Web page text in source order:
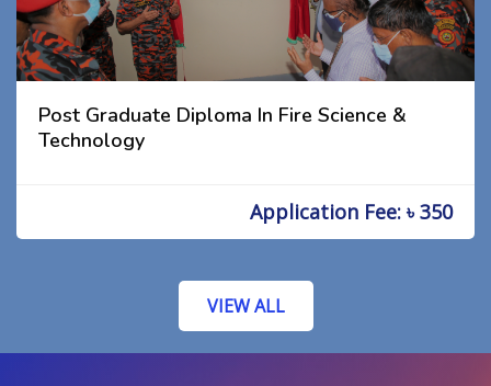
Post Graduate Diploma In Fire Science &
Technology
Application Fee: ৳ 350
VIEW ALL